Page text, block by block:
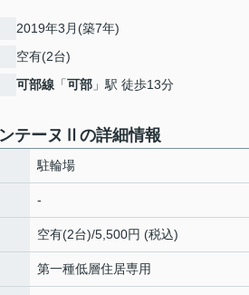
2019年3月(築7年)
空有(2台)
可部線 「可部 」駅 徒歩13分
テーヌⅡの詳細情報
駐輪場
-
空有(2台)/5,500円 (税込)
第一種低層住居専用